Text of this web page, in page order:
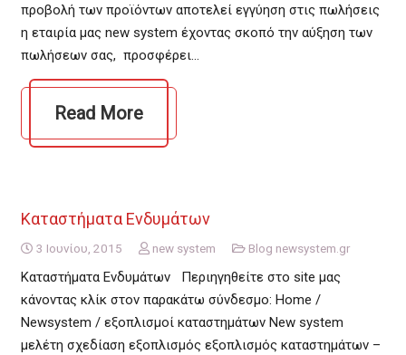
προβολή των προϊόντων αποτελεί εγγύηση στις πωλήσεις
η εταιρία μας new system έχοντας σκοπό την αύξηση των
πωλήσεων σας, προσφέρει…
Read More
Καταστήματα Ενδυμάτων
3 Ιουνίου, 2015 new system Blog newsystem.gr
Καταστήματα Ενδυμάτων Περιηγηθείτε στο site μας
κάνοντας κλίκ στον παρακάτω σύνδεσμο: Home /
Newsystem / εξοπλισμοί καταστημάτων New system
μελέτη σχεδίαση εξοπλισμός εξοπλισμός καταστημάτων –